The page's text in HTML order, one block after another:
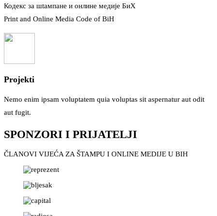
Кодекс за шtампане и онлине медије БиХ
Print and Online Media Code of BiH
Projekti
Nemo enim ipsam voluptatem quia voluptas sit aspernatur aut odit
aut fugit.
SPONZORI I PRIJATELJI
ČLANOVI VIJEĆA ZA ŠTAMPU I ONLINE MEDIJE U BIH